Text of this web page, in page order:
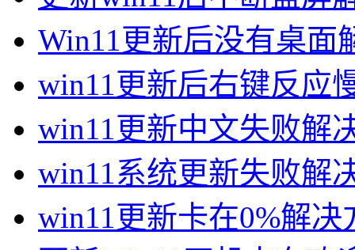
Win11更新后没有桌面
win11更新后右键反应
win11更新中文失败解
win11系统更新失败解
win11更新卡在0%解决